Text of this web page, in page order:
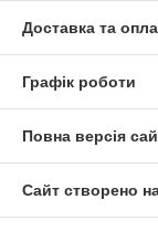
Доставка та
Графік роботи
Повна версія
Сайт створено